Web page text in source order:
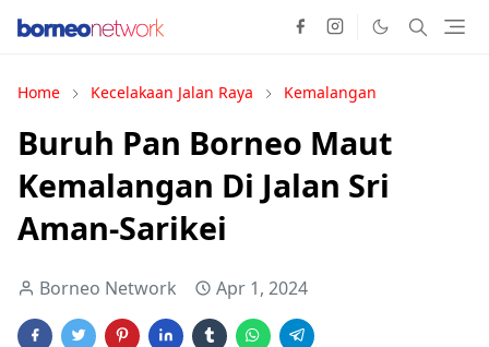
Home Kecelakaan Jalan Raya Kemalangan
Buruh Pan Borneo Maut
Kemalangan Di Jalan Sri
Aman-Sarikei
Borneo Network Apr 1, 2024